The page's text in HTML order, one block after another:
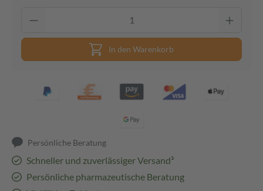
In den Warenkorb
Persönliche Beratung
Schneller und zuverlässiger Versand³
Persönliche pharmazeutische Beratung